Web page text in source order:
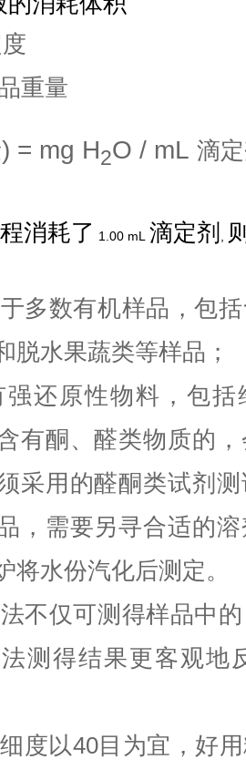
重量
) = mg H2O / mL 滴
消耗了 1.00 mL 滴定剂
多数有机样品，包
脱水果蔬类等样品；
强还原性物料，包括
有酮、醛类物质的
采用的醛酮类试剂
，需要另寻合适的
将水份汽化后测定。
不仅可测得样品中
测得结果更客观地
度以40目为宜，好